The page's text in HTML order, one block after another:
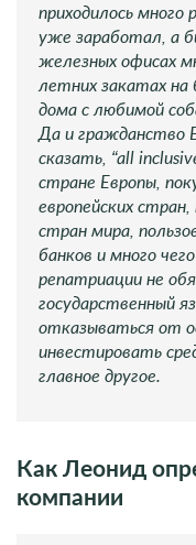
приходилось
уже заработал, а
железных офисах
летних закатах на
дома с любимой
Да и гражданство
сказать, “all
стране Европы,
европейских
стран мира,
банков и много
репатриации не
государственный
отказываться от
инвестировать
главное другое.
Как Леонид
компании